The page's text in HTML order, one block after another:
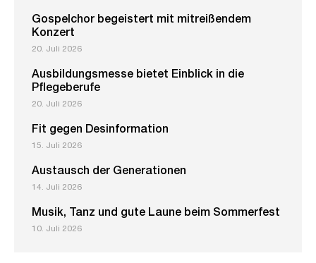
Gospelchor begeistert mit mitreißendem
Konzert
20. Juli 2026
Ausbildungsmesse bietet Einblick in die
Pflegeberufe
20. Juli 2026
Fit gegen Desinformation
15. Juli 2026
Austausch der Generationen
14. Juli 2026
Musik, Tanz und gute Laune beim Sommerfest
10. Juli 2026